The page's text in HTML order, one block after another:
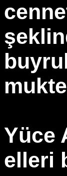
Yüce
elleri